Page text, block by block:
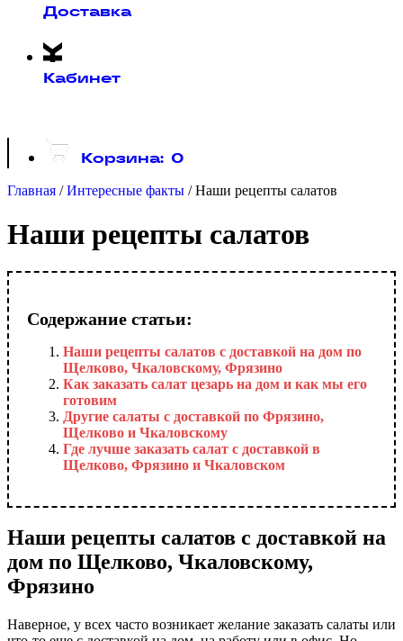
Доставка
Кабинет
Корзина: 0
Главная / Интересные факты / Наши рецепты салатов
Наши рецепты салатов
Содержание статьи:
Наши рецепты салатов с доставкой на дом по
Щелково, Чкаловскому, Фрязино
Как заказать салат цезарь на дом и как мы его
готовим
Другие салаты с доставкой по Фрязино,
Щелково и Чкаловскому
Где лучше заказать салат с доставкой в
Щелково, Фрязино и Чкаловском
Наши рецепты салатов с доставкой на
дом по Щелково, Чкаловскому,
Фрязино
Наверное, у всех часто возникает желание заказать салаты или